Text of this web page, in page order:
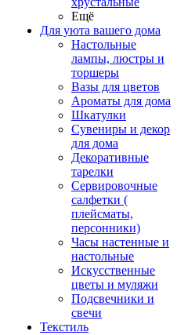
Ещё
Для уюта вашего дома
Настольные
лампы, люстры и
торшеры
Вазы для цветов
Ароматы для дома
Шкатулки
Сувениры и декор
для дома
Декоративные
тарелки
Сервировочные
салфетки (
плейсматы,
персонники)
Часы настенные и
настольные
Искусственные
цветы и муляжи
Подсвечники и
свечи
Текстиль